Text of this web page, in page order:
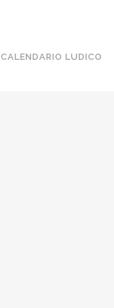
CALENDARIO LUDICO